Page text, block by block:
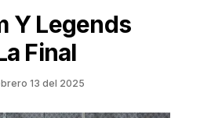
Y Legends
Final
13 del 2025